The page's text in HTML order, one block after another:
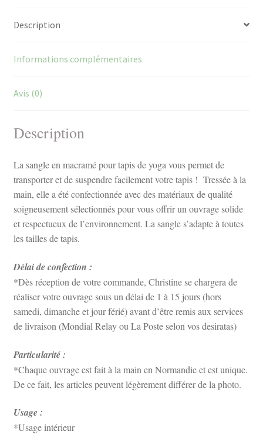
Description
Informations complémentaires
Avis (0)
Description
La sangle en macramé pour tapis de yoga vous permet de
transporter et de suspendre facilement votre tapis ! Tressée à la
main, elle a été confectionnée avec des matériaux de qualité
soigneusement sélectionnés pour vous offrir un ouvrage solide
et respectueux de l’environnement. La sangle s’adapte à toutes
les tailles de tapis.
Délai de confection :
*Dès réception de votre commande, Christine se chargera de
réaliser votre ouvrage sous un délai de 1 à 15 jours (hors
samedi, dimanche et jour férié) avant d’être remis aux services
de livraison (Mondial Relay ou La Poste selon vos desiratas)
Particularité :
*Chaque ouvrage est fait à la main en Normandie et est unique.
De ce fait, les articles peuvent légèrement différer de la photo.
Usage :
*Usage intérieur